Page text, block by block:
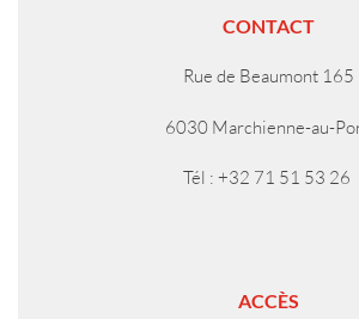
CONTACT
Rue de Beaumont 165
6030 Marchienne-au-
Tél : +32 71 51 53 26
ACCÈS